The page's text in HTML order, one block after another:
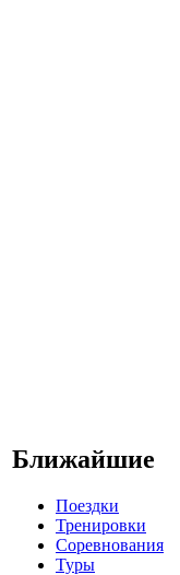
Ближайшие
Поездки
Тренировки
Соревнования
Туры